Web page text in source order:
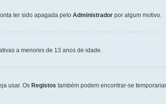
ter sido apagada pelo Administrador por algum motivo.
a menores de 13 anos de idade.
usar. Os Registos também podem encontrar-se